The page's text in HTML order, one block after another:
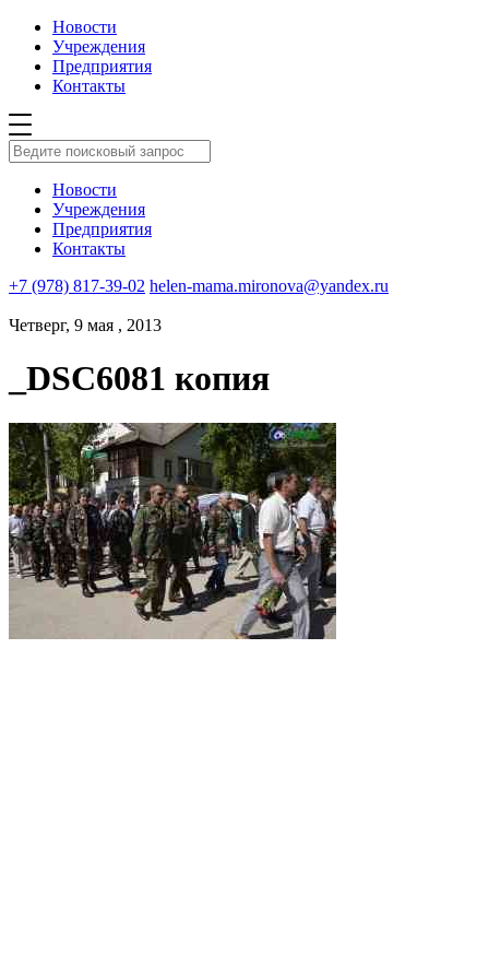
Новости
Учреждения
Предприятия
Контакты
Новости
Учреждения
Предприятия
Контакты
+7 (978) 817-39-02 helen-mama.mironova@yandex.ru
Четверг, 9 мая , 2013
_DSC6081 копия